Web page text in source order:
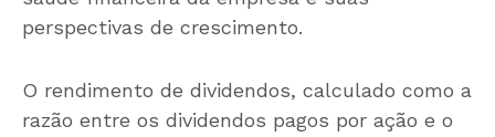
perspectivas de crescimento.
O rendimento de dividendos, calculado como a
razão entre os dividendos pagos por ação e o